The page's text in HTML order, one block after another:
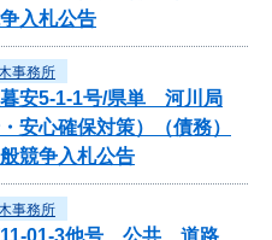
入札公告
事務所
暮安5-1-1号/県単 河川局
安心確保対策）（債務）
競争入札公告
事務所
01-3他号 公共 道路